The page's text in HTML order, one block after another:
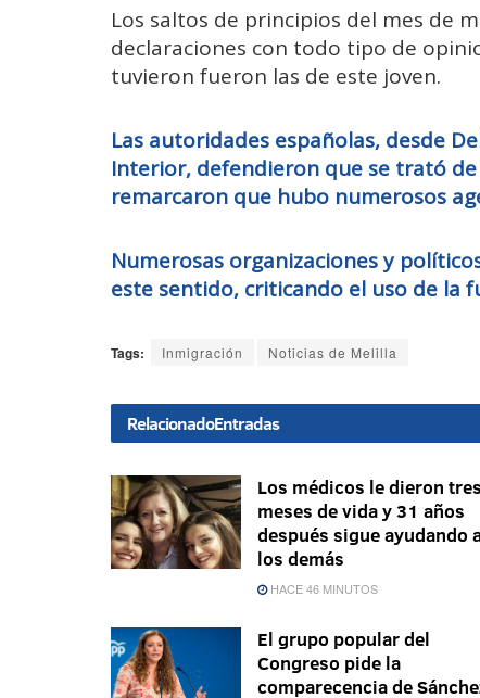
Los saltos de principios del mes de
declaraciones con todo tipo de
tuvieron fueron las de este joven.
Las autoridades españolas, desde
Interior, defendieron que se trató
remarcaron que hubo numerosos
Numerosas organizaciones y
este sentido, criticando el uso de la
Tags: Inmigración Noticias de Melilla
RelacionadoEntradas
Los médicos le dieron tres
meses de vida y 31 años
después sigue ayudando
los demás
HACE 46 MINUTOS
El grupo popular del
Congreso pide la
comparecencia de